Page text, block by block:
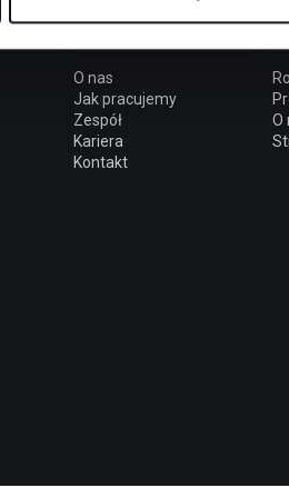
O nas
Jak pracujemy
Zespół
Kariera
Kontakt
O